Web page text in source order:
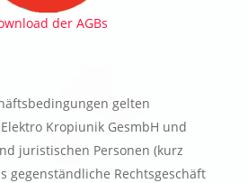
der AGBs
gelten
Kropiunik GesmbH und
juristischen Personen (kurz
gegenständliche Rechtsgeschäft